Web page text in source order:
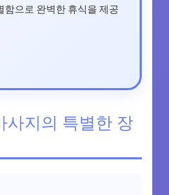
함으로 완벽한 휴식을 제공
사지의 특별한 장